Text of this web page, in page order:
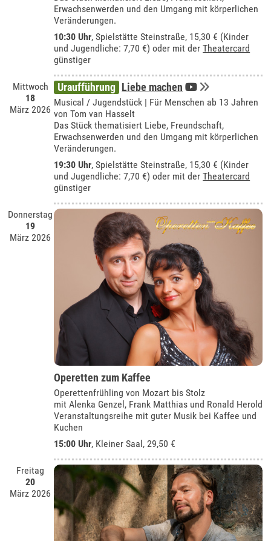
Erwachsenwerden und den Umgang mit körperlichen
Veränderungen.
10:30 Uhr, Spielstätte Steinstraße, 15,30 € (Kinder
und Jugendliche: 7,70 €) oder mit derTheatercard
günstiger
Mittwoch
18
März 2026
Uraufführung Liebe machen
Musical / Jugendstück | Für Menschen ab 13 Jahren
von Tom van Hasselt
Das Stück thematisiert Liebe, Freundschaft,
Erwachsenwerden und den Umgang mit körperlichen
Veränderungen.
19:30 Uhr, Spielstätte Steinstraße, 15,30 € (Kinder
und Jugendliche: 7,70 €) oder mit derTheatercard
günstiger
Donnerstag
19
März 2026
Operetten zum Kaffee
Operettenfrühling von Mozart bis Stolz
mit Alenka Genzel, Frank Matthias und Ronald Herold
Veranstaltungsreihe mit guter Musik bei Kaffee und
Kuchen
15:00 Uhr, Kleiner Saal, 29,50 €
Freitag
20
März 2026